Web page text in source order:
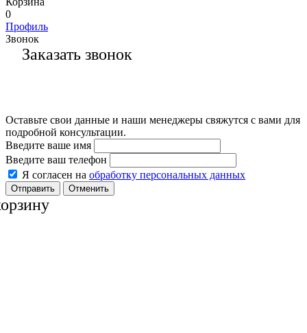
0
Профиль
Звонок
Заказать звонок
Оставьте свои данные и наши менеджеры свяжутся с вами для
подробной консультации.
Введите ваше имя
Введите ваш телефон
Я согласен на обработку персональных данных
Отменить